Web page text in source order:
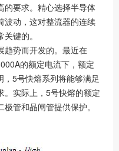
的要求。精心选择半导体
波动，这对整流器的连续
键的。
趋势而开发的。最近在
的额定电流下，额定
5号快熔系列将能够满足
。实际上，5号快熔的额定
管和晶闸管提供保护。